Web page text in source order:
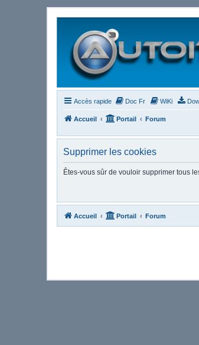
Accès rapide Doc Fr WiKi
Accueil Portail Forum
Supprimer les cookies
Êtes-vous sûr de vouloir supprimer tous
Accueil Portail Forum